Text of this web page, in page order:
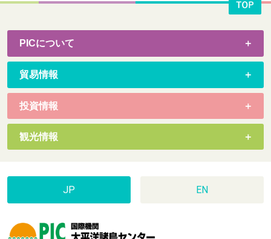
PICについて
貿易情報
投資情報
観光情報
JP EN